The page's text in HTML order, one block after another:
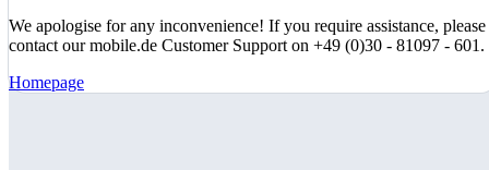
We apologise for any inconvenience! If you require assistance, please
contact our mobile.de Customer Support on +49 (0)30 - 81097 - 601.
Homepage